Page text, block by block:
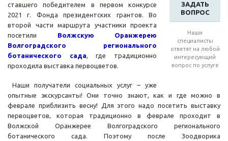
ЗАДАТЬ
ВОПРОС
Наши
специалисты
ответят на любой
интересующий
вопрос по услуге
ставшего победителем в первом конкурсе
2021 г. Фонда президентских грантов. Во
второй части маршрута участники проекта
посетили
Волжскую Оранжерею
Волгоградского регионального
ботанического сада, где традиционно
проходила выставка первоцветов.
Наши получатели социальных услуг – уже
опытные экскурсанты! Они точно знают, как и где можно в
феврале приблизить весну! Для этого надо посетить выставку
первоцветов, которая традиционно в феврале проходит в
Волжской Оранжерее Волгоградского регионального
ботанического сада. Поэтому после Зоодворика